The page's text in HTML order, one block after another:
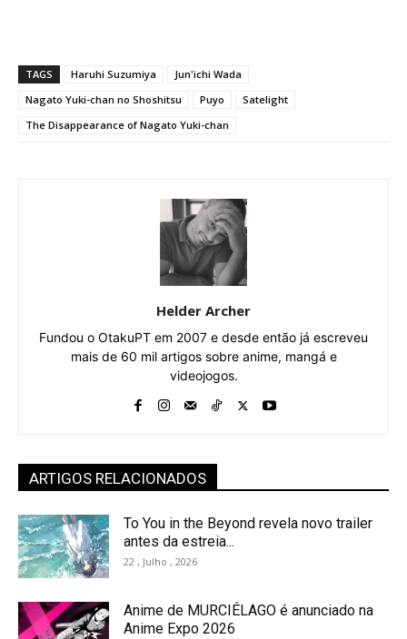
TAGS Haruhi Suzumiya
Jun'ichi Wada
Nagato Yuki-chan no Shoshitsu
Puyo
Satelight
The Disappearance of Nagato Yuki-chan
Helder Archer
Fundou o OtakuPT em 2007 e desde então já escreveu
mais de 60 mil artigos sobre anime, mangá e
videojogos.
ARTIGOS RELACIONADOS
To You in the Beyond revela novo trailer
antes da estreia...
22 , Julho , 2026
Anime de MURCIÉLAGO é anunciado na
Anime Expo 2026